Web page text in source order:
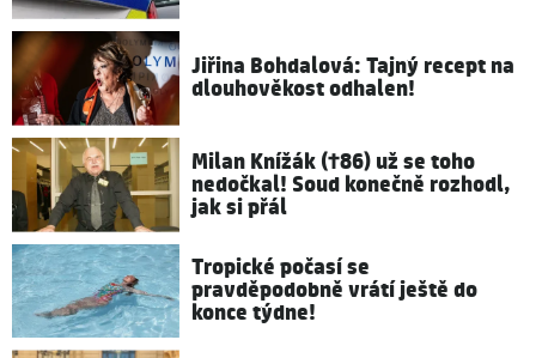
Jiřina Bohdalová: Tajný recept na
dlouhověkost odhalen!
Milan Knížák (†86) už se toho
nedočkal! Soud konečně rozhodl,
jak si přál
Tropické počasí se
pravděpodobně vrátí ještě do
konce týdne!